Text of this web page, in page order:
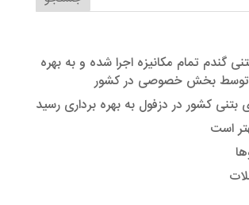
گندم تمام مکانیزه اجرا شده و به بهره
توسط بخش خصوصی در کشور
بتنی کشور در دزفول به بهره برداری رسید
است